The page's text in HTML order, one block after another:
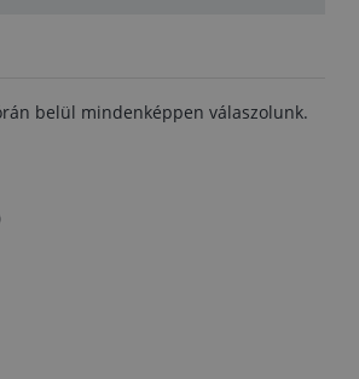
belül mindenképpen válaszolunk.